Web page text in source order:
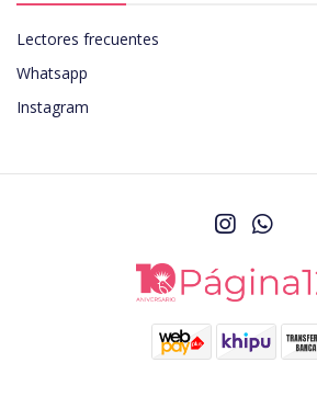
Lectores frecuentes
Whatsapp
Instagram